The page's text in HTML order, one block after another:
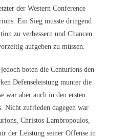
der Western Conference
Ein Sieg musste dringend
zu verbessern und Chancen
aufgeben zu müssen.
boten die Centurions den
Defenseleistung munter die
war aber auch in den ersten
Nicht zufrieden dagegen war
Christos Lambropoulos,
der Leistung seiner Offense in